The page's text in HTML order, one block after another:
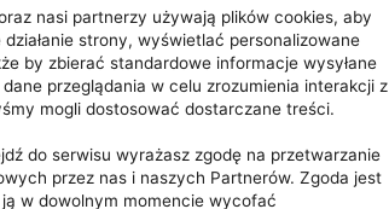
nasi partnerzy używają plików cookies, aby
działanie strony, wyświetlać personalizowane
by zbierać standardowe informacje wysyłane
przeglądania w celu zrozumienia interakcji z
mogli dostosować dostarczane treści.
do serwisu wyrażasz zgodę na przetwarzanie
przez nas i naszych Partnerów. Zgoda jest
w dowolnym momencie wycofać